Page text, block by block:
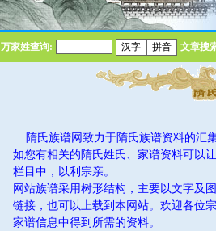
万家姓查询: 文章搜
隋氏族谱网致力于隋氏族谱资料的汇
如您有相关的隋氏姓氏、家谱资料可以
栏目中，以利宗亲。
网站族谱采用树形结构，主要以文字及
链接，也可以上载到本网站。欢迎各位
家谱信息中得到所需的资料。